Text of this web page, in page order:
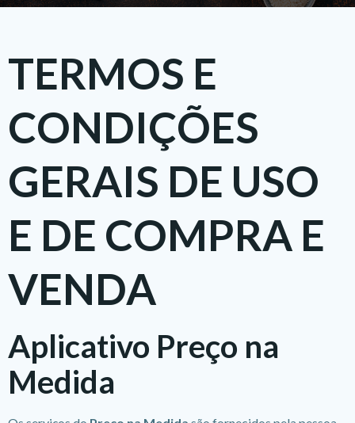
TERMOS E
CONDIÇÕES
GERAIS DE USO
E DE COMPRA E
VENDA
Aplicativo Preço na
Medida